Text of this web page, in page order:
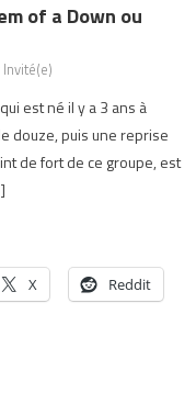
of a Down ou
est né il y a 3 ans à
douze, puis une reprise
de fort de ce groupe, est
X Reddit